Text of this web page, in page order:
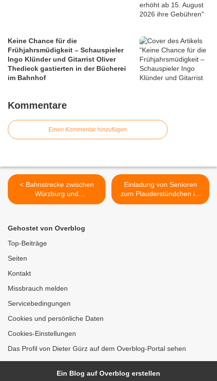
Keine Chance für die
Frühjahrsmüdigkeit – Schauspieler
Ingo Klünder und Gitarrist Oliver
Thedieck gastierten in der Bücherei
im Bahnhof
Kommentare
Einen Kommentar hinzufügen
< Bahnstrecke zwischen
Würzburg und
Veitshöchheim gesperrt
Einladung von Senioren
zum Plauderstündchen im
Kuratie-Pfarrheim am 25.
Gehostet von Overblog
Top-Beiträge
Seiten
Kontakt
Missbrauch melden
Servicebedingungen
Cookies und persönliche Daten
Cookies-Einstellungen
Das Profil von Dieter Gürz auf dem Overblog-Portal sehen
Ein Blog auf Overblog erstellen